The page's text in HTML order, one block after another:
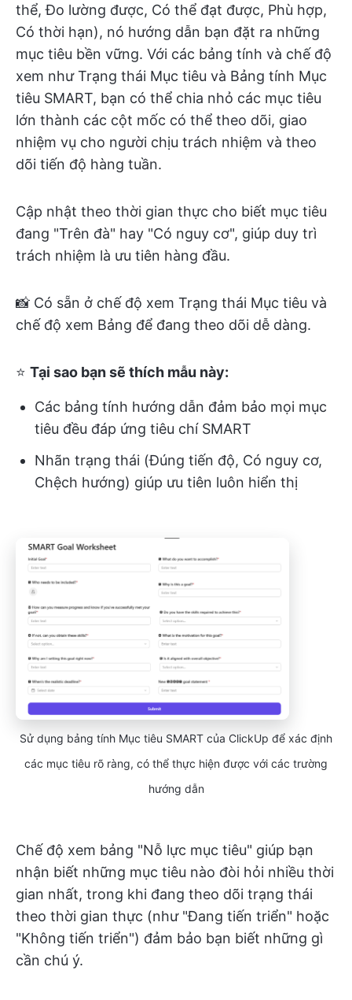
thể, Đo lường được, Có thể đạt được, Phù hợp,
Có thời hạn), nó hướng dẫn bạn đặt ra những
mục tiêu bền vững. Với các bảng tính và chế độ
xem như Trạng thái Mục tiêu và Bảng tính Mục
tiêu SMART, bạn có thể chia nhỏ các mục tiêu
lớn thành các cột mốc có thể theo dõi, giao
nhiệm vụ cho người chịu trách nhiệm và theo
dõi tiến độ hàng tuần.
Cập nhật theo thời gian thực cho biết mục tiêu
đang "Trên đà" hay "Có nguy cơ", giúp duy trì
trách nhiệm là ưu tiên hàng đầu.
📸 Có sẵn ở chế độ xem Trạng thái Mục tiêu và
chế độ xem Bảng để đang theo dõi dễ dàng.
⭐ Tại sao bạn sẽ thích mẫu này:
Các bảng tính hướng dẫn đảm bảo mọi mục
tiêu đều đáp ứng tiêu chí SMART
Nhãn trạng thái (Đúng tiến độ, Có nguy cơ,
Chệch hướng) giúp ưu tiên luôn hiển thị
Sử dụng bảng tính Mục tiêu SMART của ClickUp để xác định
các mục tiêu rõ ràng, có thể thực hiện được với các trường
hướng dẫn
Chế độ xem bảng "Nỗ lực mục tiêu" giúp bạn
nhận biết những mục tiêu nào đòi hỏi nhiều thời
gian nhất, trong khi đang theo dõi trạng thái
theo thời gian thực (như "Đang tiến triển" hoặc
"Không tiến triển") đảm bảo bạn biết những gì
cần chú ý.